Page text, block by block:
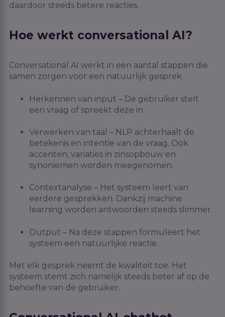
daardoor steeds betere reacties.
Hoe werkt conversational AI?
Conversational AI werkt in een aantal stappen die
samen zorgen voor een natuurlijk gesprek.
Herkennen van input – De gebruiker stelt
een vraag of spreekt deze in.
Verwerken van taal – NLP achterhaalt de
betekenis en intentie van de vraag. Ook
accenten, variaties in zinsopbouw en
synoniemen worden meegenomen.
Contextanalyse – Het systeem leert van
eerdere gesprekken. Dankzij machine
learning worden antwoorden steeds slimmer.
Output – Na deze stappen formuleert het
systeem een natuurlijke reactie.
Met elk gesprek neemt de kwaliteit toe. Het
systeem stemt zich namelijk steeds beter af op de
behoefte van de gebruiker.